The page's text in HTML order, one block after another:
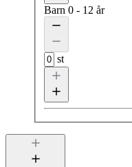
Barn 0 - 12 år
st